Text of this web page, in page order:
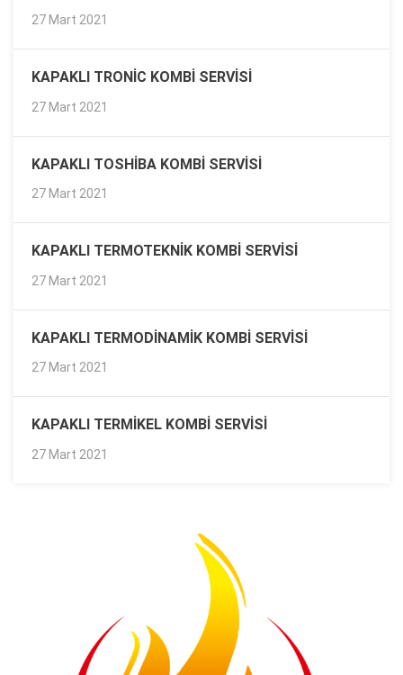
27 Mart 2021
KAPAKLI TRONIC KOMBI SERVISI
27 Mart 2021
KAPAKLI TOSHIBA KOMBI SERVISI
27 Mart 2021
KAPAKLI TERMOTEKNIK KOMBI SERVISI
27 Mart 2021
KAPAKLI TERMODINAMIK KOMBI SERVISI
27 Mart 2021
KAPAKLI TERMIKEL KOMBI SERVISI
27 Mart 2021